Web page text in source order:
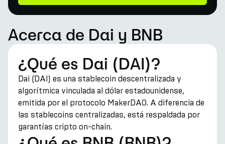
Acerca de Dai y BNB
¿Qué es Dai (DAI)?
Dai (DAI) es una stablecoin descentralizada y
algorítmica vinculada al dólar estadounidense,
emitida por el protocolo MakerDAO. A diferencia de
las stablecoins centralizadas, está respaldada por
garantías cripto on-chain.